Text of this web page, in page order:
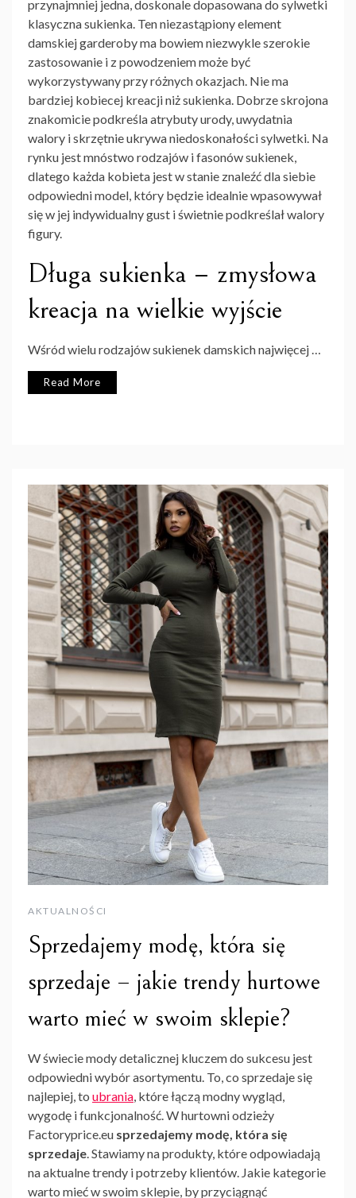
przynajmniej jedna, doskonale dopasowana do sylwetki
klasyczna sukienka. Ten niezastąpiony element
damskiej garderoby ma bowiem niezwykle szerokie
zastosowanie i z powodzeniem może być
wykorzystywany przy różnych okazjach. Nie ma
bardziej kobiecej kreacji niż sukienka. Dobrze skrojona
znakomicie podkreśla atrybuty urody, uwydatnia
walory i skrzętnie ukrywa niedoskonałości sylwetki. Na
rynku jest mnóstwo rodzajów i fasonów sukienek,
dlatego każda kobieta jest w stanie znaleźć dla siebie
odpowiedni model, który będzie idealnie wpasowywał
się w jej indywidualny gust i świetnie podkreślał walory
figury.
Długa sukienka – zmysłowa
kreacja na wielkie wyjście
Wśród wielu rodzajów sukienek damskich najwięcej …
Read More
AKTUALNOŚCI
Sprzedajemy modę, która się
sprzedaje – jakie trendy hurtowe
warto mieć w swoim sklepie?
W świecie mody detalicznej kluczem do sukcesu jest
odpowiedni wybór asortymentu. To, co sprzedaje się
najlepiej, to ubrania, które łączą modny wygląd,
wygodę i funkcjonalność. W hurtowni odzieży
Factoryprice.eu sprzedajemy modę, która się
sprzedaje. Stawiamy na produkty, które odpowiadają
na aktualne trendy i potrzeby klientów. Jakie kategorie
warto mieć w swoim sklepie, by przyciągnąć